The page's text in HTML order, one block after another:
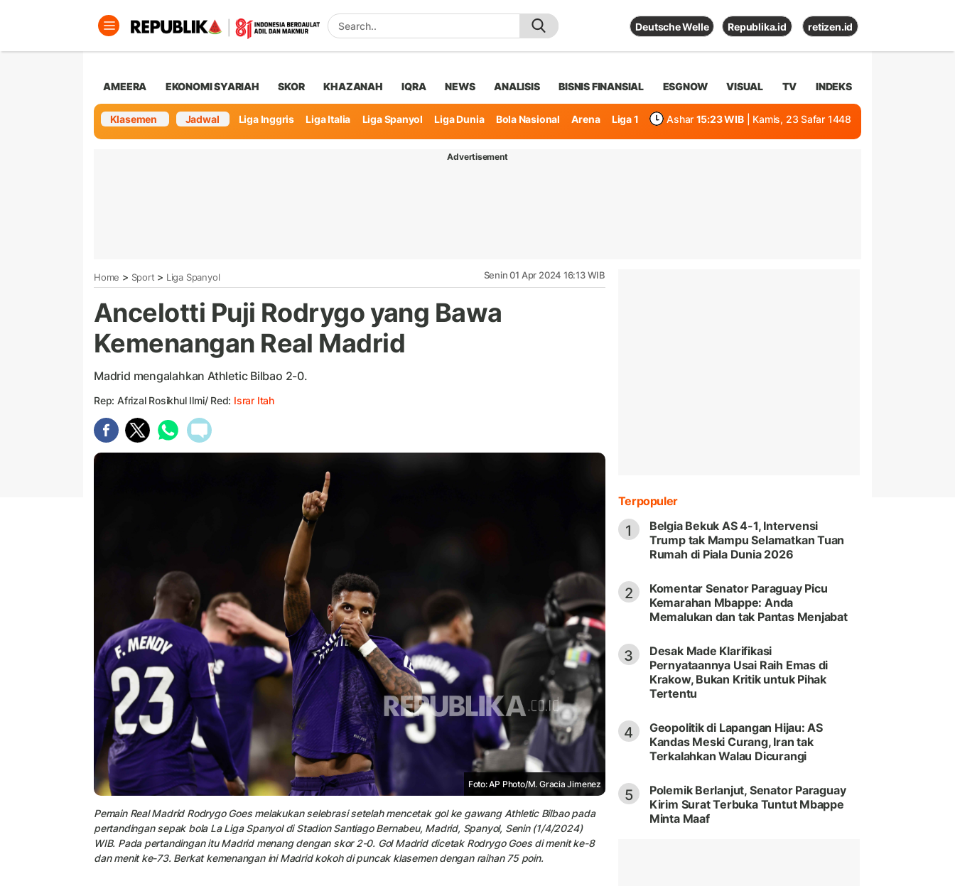
Deutsche Welle Republika.id retizen.id
AMEERA EKONOMI SYARIAH SKOR KHAZANAH IQRA NEWS ANALISIS BISNIS FINANSIAL ESGNOW VISUAL TV INDEKS
Klasemen Jadwal Liga Inggris Liga Italia Liga Spanyol Liga Dunia Bola Nasional Arena Liga 1 Ashar 15:23 WIB | Kamis, 23 Safar 1448
Advertisement
Home > Sport > Liga Spanyol Senin 01 Apr 2024 16:13 WIB
Ancelotti Puji Rodrygo yang Bawa
Kemenangan Real Madrid
Madrid mengalahkan Athletic Bilbao 2-0.
Rep: Afrizal Rosikhul Ilmi/ Red: Israr Itah
Foto: AP Photo/M. Gracia Jimenez
Pemain Real Madrid Rodrygo Goes melakukan selebrasi setelah mencetak gol ke gawang Athletic Bilbao pada
pertandingan sepak bola La Liga Spanyol di Stadion Santiago Bernabeu, Madrid, Spanyol, Senin (1/4/2024)
WIB. Pada pertandingan itu Madrid menang dengan skor 2-0. Gol Madrid dicetak Rodrygo Goes di menit ke-8
dan menit ke-73. Berkat kemenangan ini Madrid kokoh di puncak klasemen dengan raihan 75 poin.
Terpopuler
1
Belgia Bekuk AS 4-1, Intervensi
Trump tak Mampu Selamatkan Tuan
Rumah di Piala Dunia 2026
2
Komentar Senator Paraguay Picu
Kemarahan Mbappe: Anda
Memalukan dan tak Pantas Menjabat
3
Desak Made Klarifikasi
Pernyataannya Usai Raih Emas di
Krakow, Bukan Kritik untuk Pihak
Tertentu
4
Geopolitik di Lapangan Hijau: AS
Kandas Meski Curang, Iran tak
Terkalahkan Walau Dicurangi
5
Polemik Berlanjut, Senator Paraguay
Kirim Surat Terbuka Tuntut Mbappe
Minta Maaf